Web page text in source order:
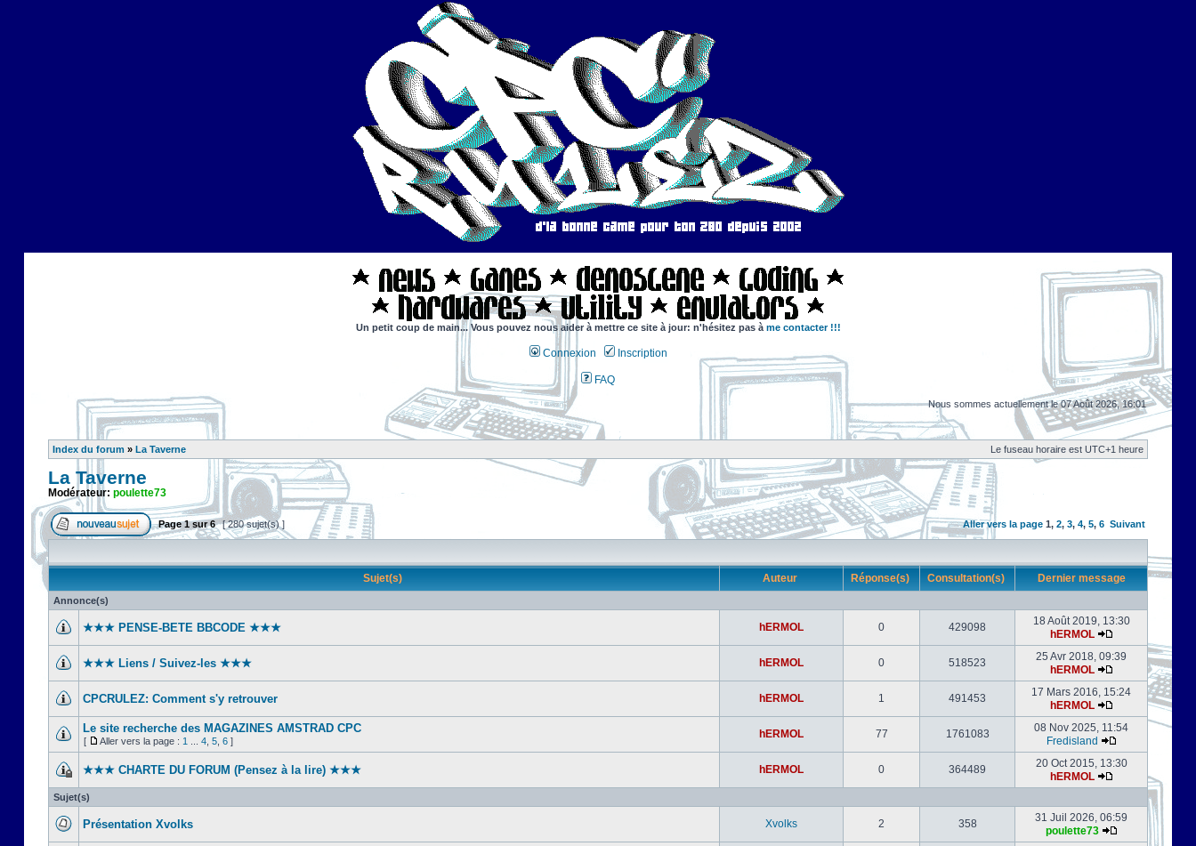
Un petit coup de main... Vous pouvez nous aider à mettre ce site à jour: n'hésitez pas à me contacter !!!
Connexion Inscription
FAQ
Nous sommes actuellement le 07 Août 2026, 16:01
Index du forum » La Taverne Le fuseau horaire est UTC+1 heure
La Taverne
Modérateur: poulette73
Page1sur6 [ 280 sujet(s) ] Aller vers la page 1, 2, 3, 4, 5, 6 Suivant
Sujet(s) Auteur Réponse(s) Consultation(s) Dernier message
Annonce(s)
★★★ PENSE-BETE BBCODE ★★★ hERMOL 0 429098
18 Août 2019, 13:30
hERMOL
★★★ Liens / Suivez-les ★★★ hERMOL 0 518523
25 Avr 2018, 09:39
hERMOL
CPCRULEZ: Comment s'y retrouver‎ hERMOL 1 491453
17 Mars 2016, 15:24
hERMOL
Le site recherche des MAGAZINES AMSTRAD CPC
[ Aller vers la page : 1 4 5 6 ]
hERMOL 77 1761083
08 Nov 2025, 11:54
Fredisland
★★★ CHARTE DU FORUM (Pensez à la lire) ★★★ hERMOL 0 364489
20 Oct 2015, 13:30
hERMOL
Sujet(s)
Présentation Xvolks Xvolks 2 358
31 Juil 2026, 06:59
poulette73